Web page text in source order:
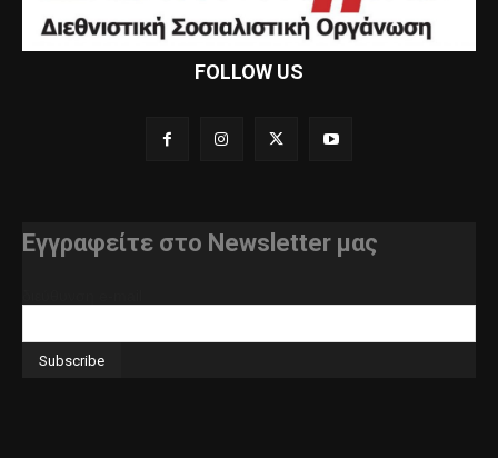
FOLLOW US
Εγγραφείτε στο Newsletter μας